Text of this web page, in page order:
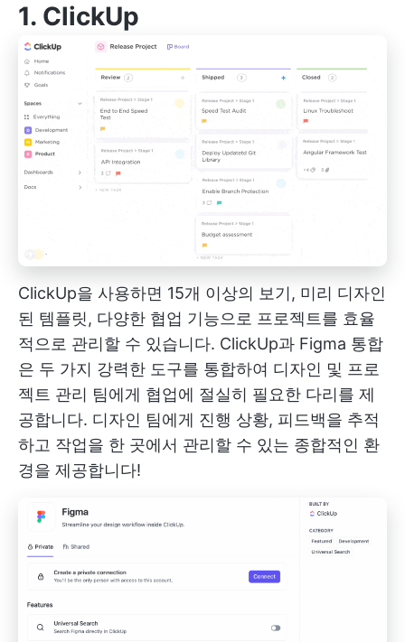
1. ClickUp
ClickUp을 사용하면 15개 이상의 보기, 미리 디자인
된 템플릿, 다양한 협업 기능으로 프로젝트를 효율
적으로 관리할 수 있습니다. ClickUp과 Figma 통합
은 두 가지 강력한 도구를 통합하여 디자인 및 프로
젝트 관리 팀에게 협업에 절실히 필요한 다리를 제
공합니다. 디자인 팀에게 진행 상황, 피드백을 추적
하고 작업을 한 곳에서 관리할 수 있는 종합적인 환
경을 제공합니다!